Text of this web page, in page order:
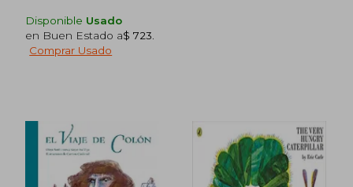
Disponible Usado
en Buen Estado a$ 723
Comprar Usado